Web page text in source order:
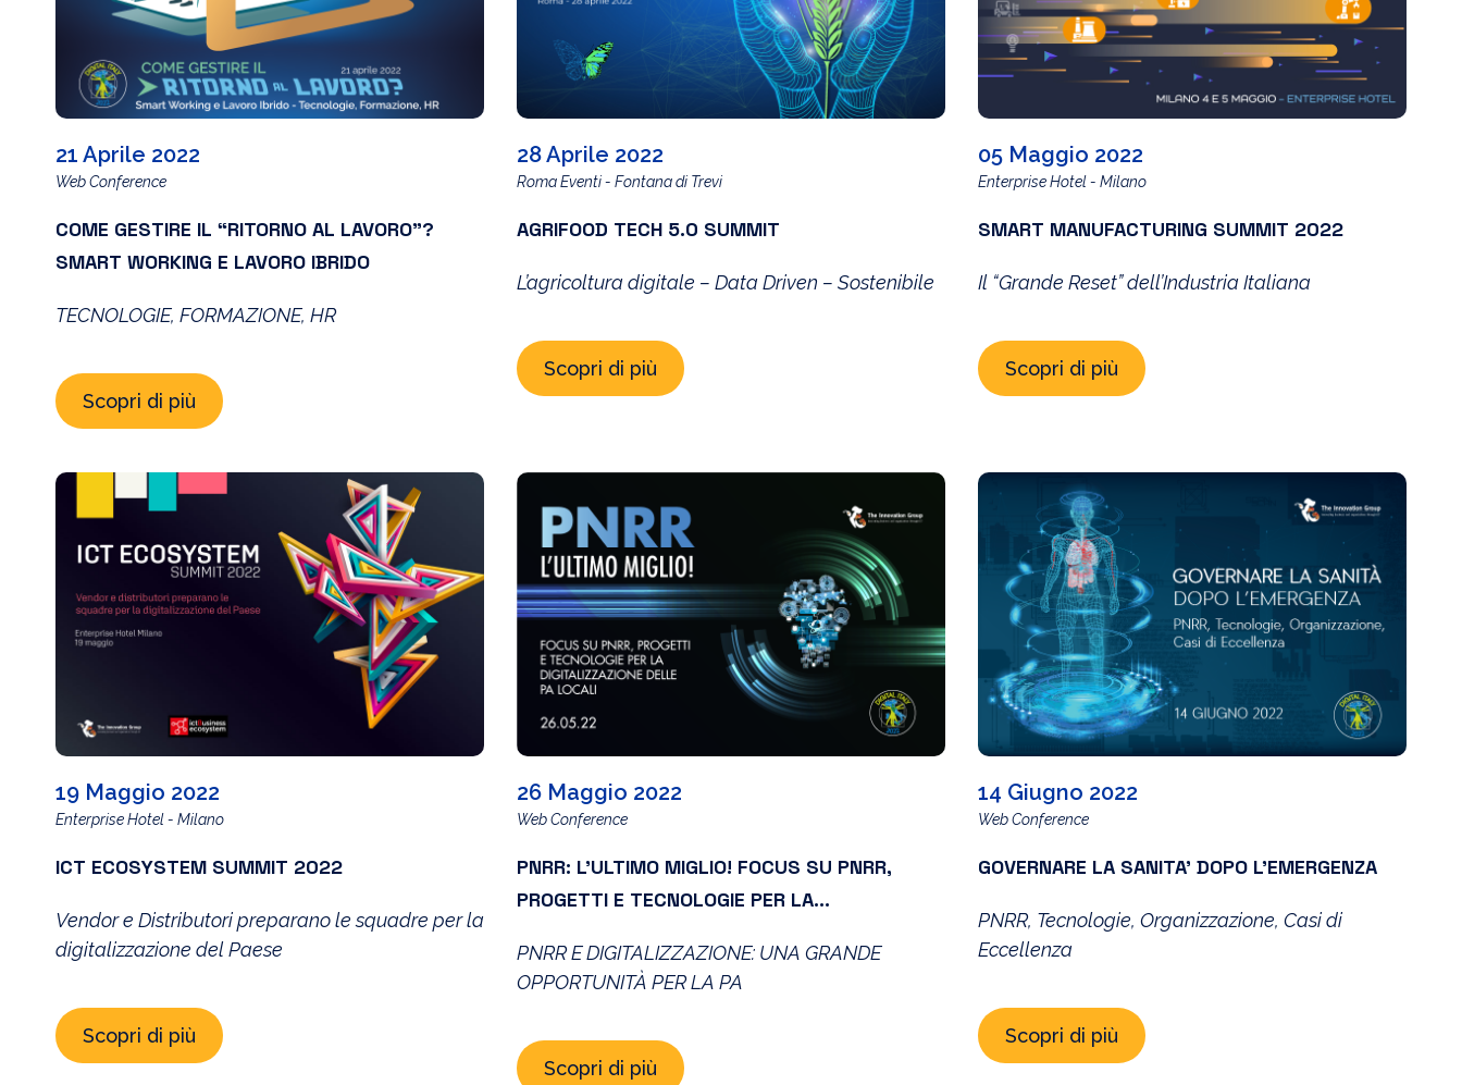
21 Aprile 2022
Web Conference
COME GESTIRE IL “RITORNO AL LAVORO”?
SMART WORKING E LAVORO IBRIDO
TECNOLOGIE, FORMAZIONE, HR
Scopri di più
28 Aprile 2022
Roma Eventi - Fontana di Trevi
AGRIFOOD TECH 5.0 SUMMIT
L’agricoltura digitale – Data Driven – Sostenibile
Scopri di più
05 Maggio 2022
Enterprise Hotel - Milano
SMART MANUFACTURING SUMMIT 2022
Il “Grande Reset” dell’Industria Italiana
Scopri di più
19 Maggio 2022
Enterprise Hotel - Milano
ICT ECOSYSTEM SUMMIT 2022
Vendor e Distributori preparano le squadre per la
digitalizzazione del Paese
Scopri di più
26 Maggio 2022
Web Conference
PNRR: L’ULTIMO MIGLIO! FOCUS SU PNRR,
PROGETTI E TECNOLOGIE PER LA
PNRR E DIGITALIZZAZIONE: UNA GRANDE
OPPORTUNITÀ PER LA PA
Scopri di più
14 Giugno 2022
Web Conference
GOVERNARE LA SANITA’ DOPO L’EMERGENZA
PNRR, Tecnologie, Organizzazione, Casi di
Eccellenza
Scopri di più